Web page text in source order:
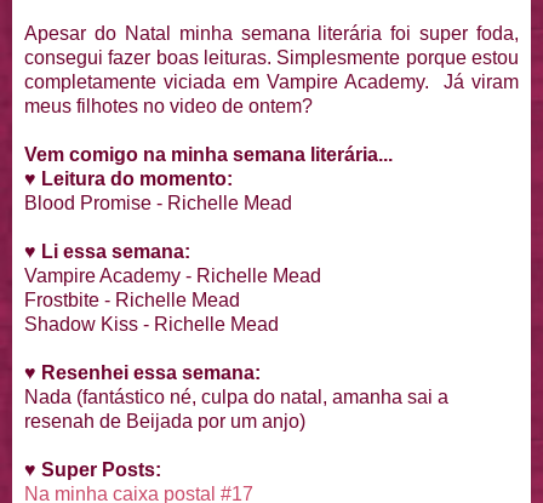
Apesar do Natal minha semana literária foi super foda,
consegui fazer boas leituras. Simplesmente porque estou
completamente viciada em Vampire Academy. Já viram
meus filhotes no video de ontem?
Vem comigo na minha semana literária...
♥ Leitura do momento:
Blood Promise - Richelle Mead
♥ Li essa semana:
Vampire Academy - Richelle Mead
Frostbite - Richelle Mead
Shadow Kiss - Richelle Mead
♥ Resenhei essa semana:
Nada (fantástico né, culpa do natal, amanha sai a
resenah de Beijada por um anjo)
♥ Super Posts:
Na minha caixa postal #17